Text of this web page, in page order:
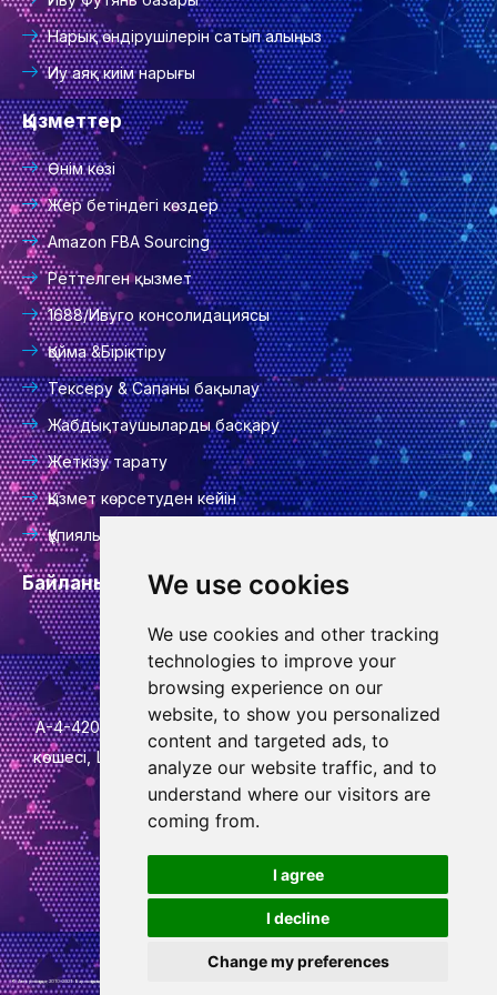
We use cookies
We use cookies and other tracking
technologies to improve your
browsing experience on our
website, to show you personalized
content and targeted ads, to
analyze our website traffic, and to
understand where our visitors are
coming from.
I agree
I decline
Change my preferences
h
a
Нарық өндірушілерін сатып алыңыз
Иу аяқ киім нарығы
Қызметтер
Өнім көзі
Жер бетіндегі көздер
Amazon FBA Sourcing
Реттелген қызмет
1688/Ивуго консолидациясы
Қойма &Біріктіру
Тексеру & Сапаны бақылау
Жабдықтаушыларды басқару
Жеткізу тарату
Қызмет көрсетуден кейін
Құпиялылық саясаты
Байланыс ақпараты
info@goodcansourcing.com
А-4-420 бөлмесі, 4-қабат, 1-ғимарат, №778, Цзиньфан
көшесі, Цюбин көшесі, Вучэн ауданы, Цзиньхуа қаласы,
Чжэцзян провинциясы
+86 13732438706
© Авторлық құқық – 2010-2021 : Барлық құқықтар қорғалған.